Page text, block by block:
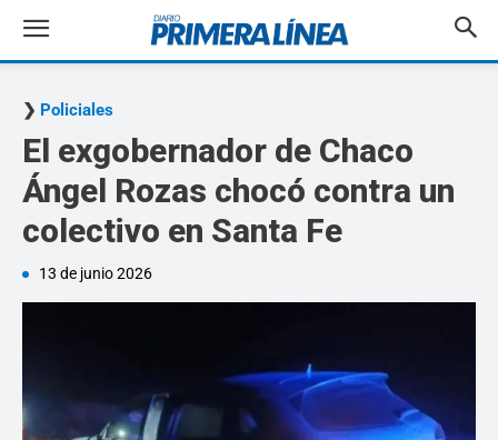
Policiales
El exgobernador de Chaco
Ángel Rozas chocó contra un
colectivo en Santa Fe
13 de junio 2026